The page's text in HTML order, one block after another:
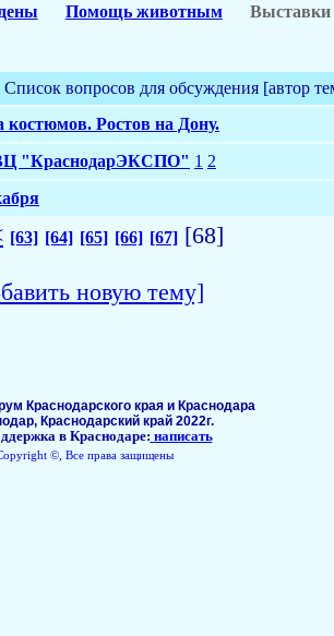
Помощь животным
Выставки
Список вопросов для обсуждения [автор
Ростов на Дону.
ВЦ "КраснодарЭКСПО" 1 2
[63] [64] [65] [66] [67] [68]
новую тему]
Краснодарского края и Краснодара
Краснодарский край 2022г.
в Краснодаре: написать
©, Все права защищены